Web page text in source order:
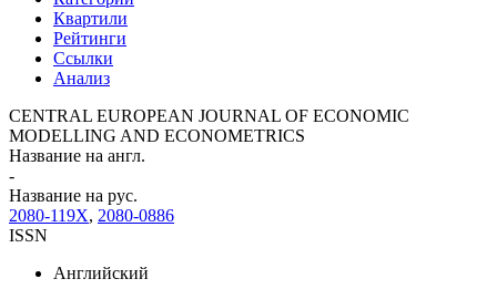
Квартили
Рейтинги
Ссылки
Анализ
CENTRAL EUROPEAN JOURNAL OF ECONOMIC
MODELLING AND ECONOMETRICS
Название на англ.
-
Название на рус.
2080-119X, 2080-0886
ISSN
Английский